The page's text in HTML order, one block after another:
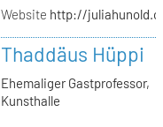
Website http://
Thaddäus Hüppi
Ehemaliger Gastprofessor,
Kunsthalle